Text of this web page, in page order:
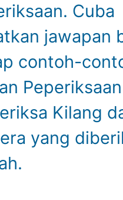
Cuba
jawapan
contoh-
Peperiksaan
Kilang
yang